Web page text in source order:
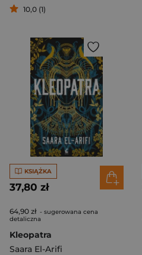
10,0 (1)
KSIĄŻKA
37,80 zł
64,90 zł - sugerowana cena
detaliczna
Kleopatra
Saara El-Arifi